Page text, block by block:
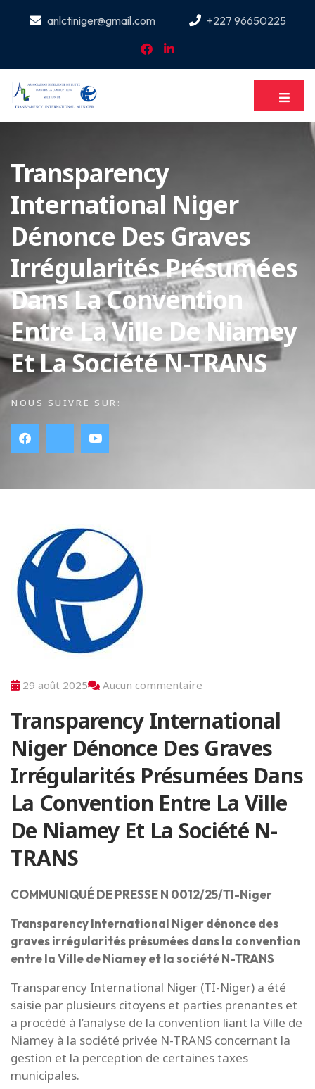
anlctiniger@gmail.com +227 96650225
Transparency
International Niger
Dénonce Des Graves
Irrégularités Présumées
Dans La Convention
Entre La Ville De Niamey
Et La Société N-TRANS
NOUS SUIVRE SUR:
29 août 2025 Aucun commentaire
Transparency International
Niger Dénonce Des Graves
Irrégularités Présumées Dans
La Convention Entre La Ville
De Niamey Et La Société N-
TRANS
COMMUNIQUÉ DE PRESSE N 0012/25/TI-Niger
Transparency International Niger dénonce des
graves irrégularités présumées dans la convention
entre la Ville de Niamey et la société N-TRANS
Transparency International Niger (TI-Niger) a été
saisie par plusieurs citoyens et parties prenantes et
a procédé à l’analyse de la convention liant la Ville de
Niamey à la société privée N-TRANS concernant la
gestion et la perception de certaines taxes
municipales.